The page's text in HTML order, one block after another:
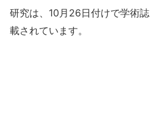
研究は、10月26日付けで学術誌
載されています。